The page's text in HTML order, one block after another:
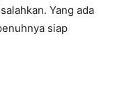
Yang ada
siap